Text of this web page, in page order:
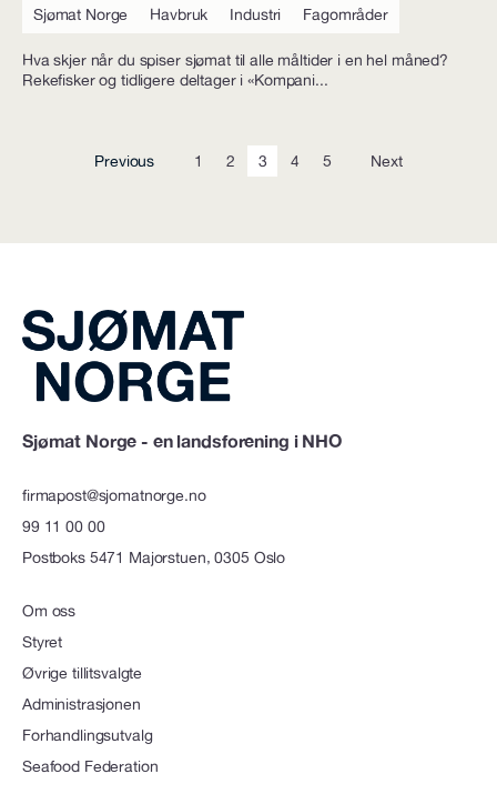
Sjømat Norge Havbruk Industri Fagområder
Hva skjer når du spiser sjømat til alle måltider i en hel måned?
Rekefisker og tidligere deltager i «Kompani...
Previous 1 2 3 4 5 Next
Sjømat Norge - en landsforening i NHO
firmapost@sjomatnorge.no
99 11 00 00
Postboks 5471 Majorstuen, 0305 Oslo
Om oss
Styret
Øvrige tillitsvalgte
Administrasjonen
Forhandlingsutvalg
Seafood Federation